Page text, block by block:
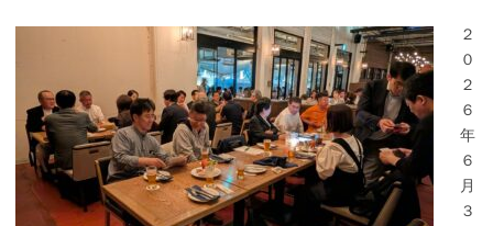
２
０
２
６
年
６
月
３